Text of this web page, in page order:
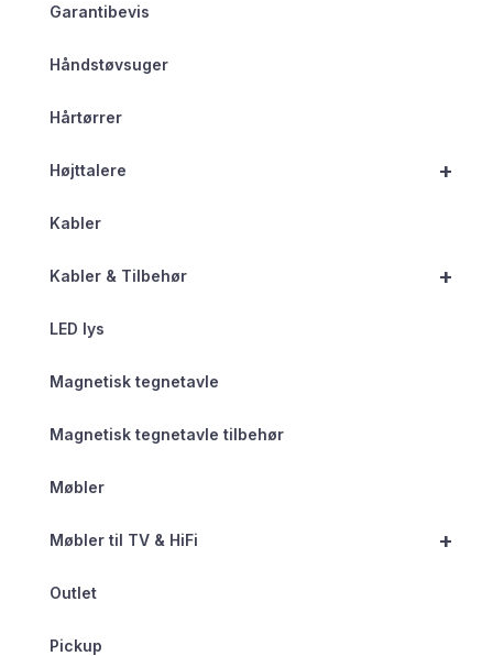
Garantibevis
Håndstøvsuger
Hårtørrer
+
Højttalere
Kabler
+
Kabler & Tilbehør
LED lys
Magnetisk tegnetavle
Magnetisk tegnetavle tilbehør
Møbler
+
Møbler til TV & HiFi
Outlet
Pickup